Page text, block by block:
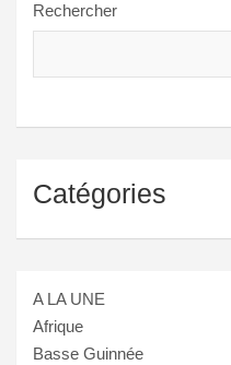
Rechercher
Catégories
A LA UNE
Afrique
Basse Guinnée